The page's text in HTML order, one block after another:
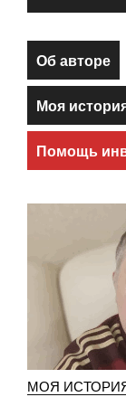
Об авторе
Моя
Помощь
МОЯ